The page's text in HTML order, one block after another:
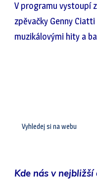
pouť
V programu vystoupí
zpěvačky Genny
muzikálovými hity a
Kde nás v